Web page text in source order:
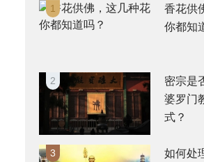
1
香花供
你都知
2
密宗是
婆罗门
式？
3
如何处